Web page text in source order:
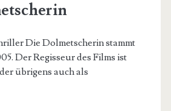
Die Dolmetscherin stammt
Der Regisseur des Films ist
übrigens auch als